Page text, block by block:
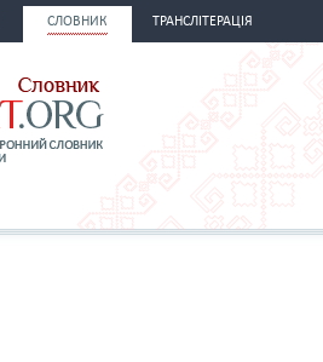
СЛОВНИК ТРАНСЛІТЕРАЦІЯ